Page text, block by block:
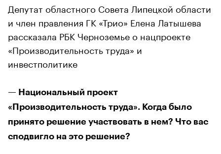
Депутат областного Совета Липецкой области
и член правления ГК «Трио» Елена Латышева
рассказала РБК Черноземье о нацпроекте
«Производительность труда» и
инвестполитике
— Национальный проект
«Производительность труда». Когда было
принято решение участвовать в нем? Что вас
сподвигло на это решение?